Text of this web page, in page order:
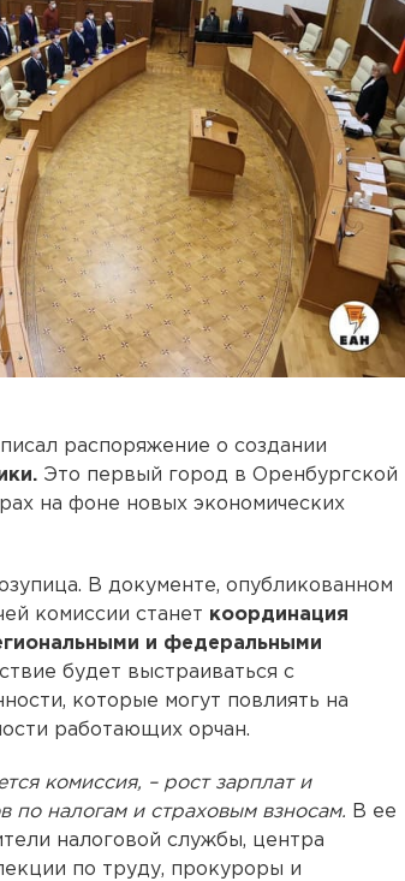
распоряжение о создании
Это первый город в Оренбургской
на фоне новых экономических
В документе, опубликованном
комиссии станет координация
и федеральными
будет выстраиваться с
которые могут повлиять на
работающих орчан.
комиссия, – рост зарплат и
по налогам и страховым взносам. В ее
налоговой службы, центра
по труду, прокуроры и